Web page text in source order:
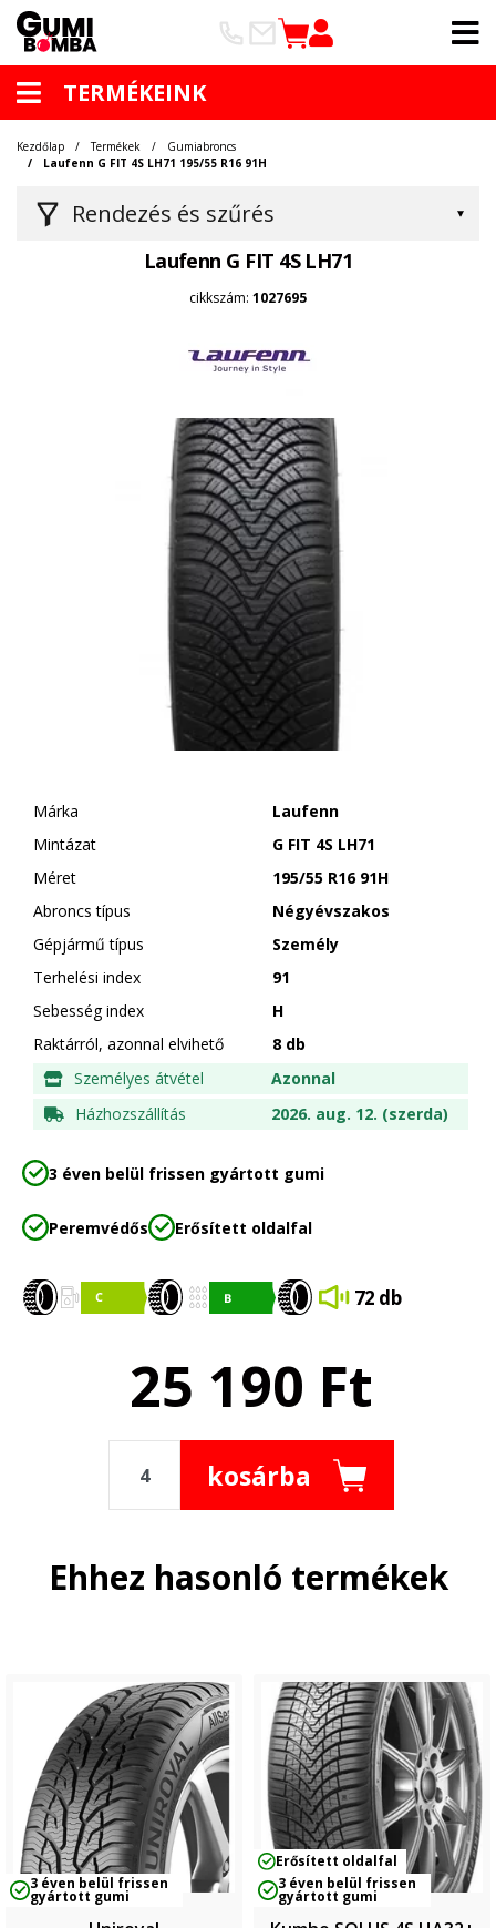
TERMÉKEINK
Rendezés és szűrés
Kezdőlap Termékek
Gumiabroncs
Laufenn G FIT 4S LH71 195/55 R16 91H
Laufenn G FIT 4S LH71
cikkszám: 1027695
Márka
Laufenn
Mintázat
G FIT 4S LH71
Méret
195/55 R16 91H
Abroncs típus
Négyévszakos
Gépjármű típus
Személy
Terhelési index
91
Sebesség index
H
Raktárról, azonnal elvihető
8 db
Személyes átvétel
Azonnal
Házhozszállítás
2026. aug. 12. (szerda)
3 éven belül frissen gyártott gumi
Peremvédős Erősített oldalfal
72 db
25 190 Ft
kosárba
Ehhez hasonló termékek
3 éven belül frissen
gyártott gumi
Erősített oldalfal
3 éven belül frissen
gyártott gumi